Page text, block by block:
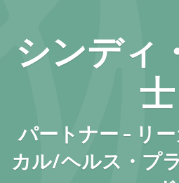
シンディ
士
パートナー - リ
カル/ヘルス・プ